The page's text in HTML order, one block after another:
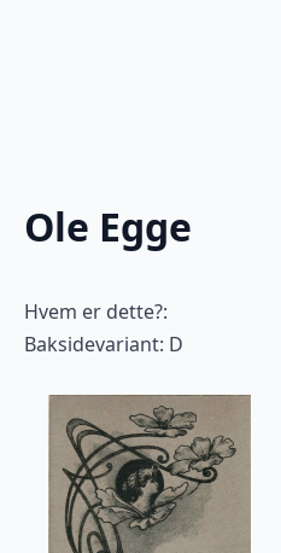
Ole Egge
Hvem er dette?:
Baksidevariant: D